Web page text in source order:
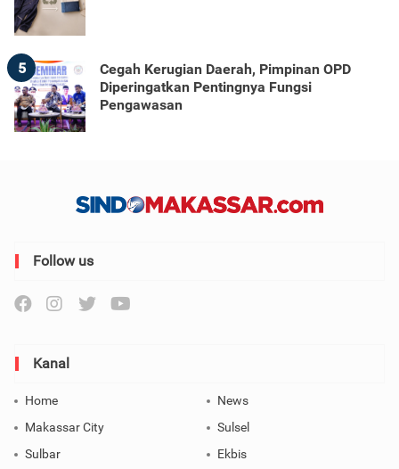
5
Cegah Kerugian Daerah, Pimpinan OPD
Diperingatkan Pentingnya Fungsi
Pengawasan
Follow us
Kanal
Home
News
Makassar City
Sulsel
Sulbar
Ekbis